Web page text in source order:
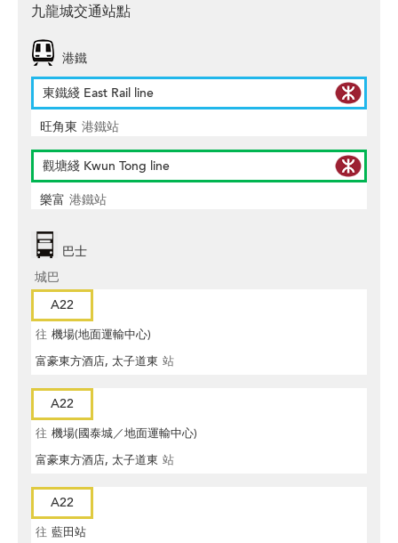
九龍城交通站點
港鐵
東鐵綫 East Rail line
旺角東 港鐵站
觀塘綫 Kwun Tong line
樂富 港鐵站
巴士
城巴
A22
往 機場(地面運輸中心)
富豪東方酒店, 太子道東 站
A22
往 機場(國泰城／地面運輸中心)
富豪東方酒店, 太子道東 站
A22
往 藍田站